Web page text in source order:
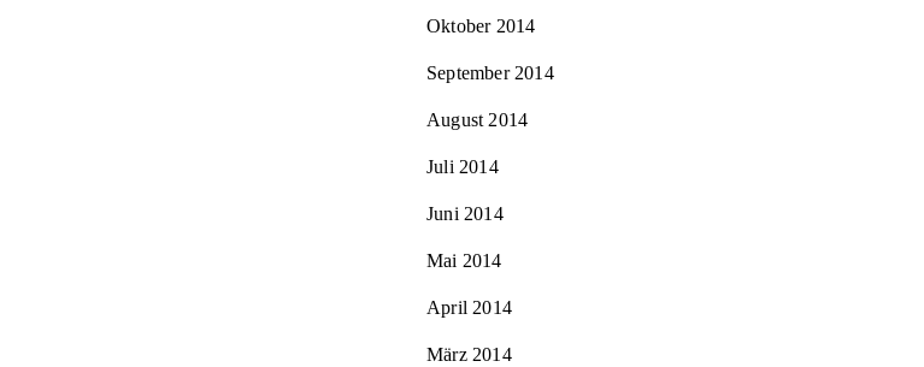
Oktober 2014
September 2014
August 2014
Juli 2014
Juni 2014
Mai 2014
April 2014
März 2014